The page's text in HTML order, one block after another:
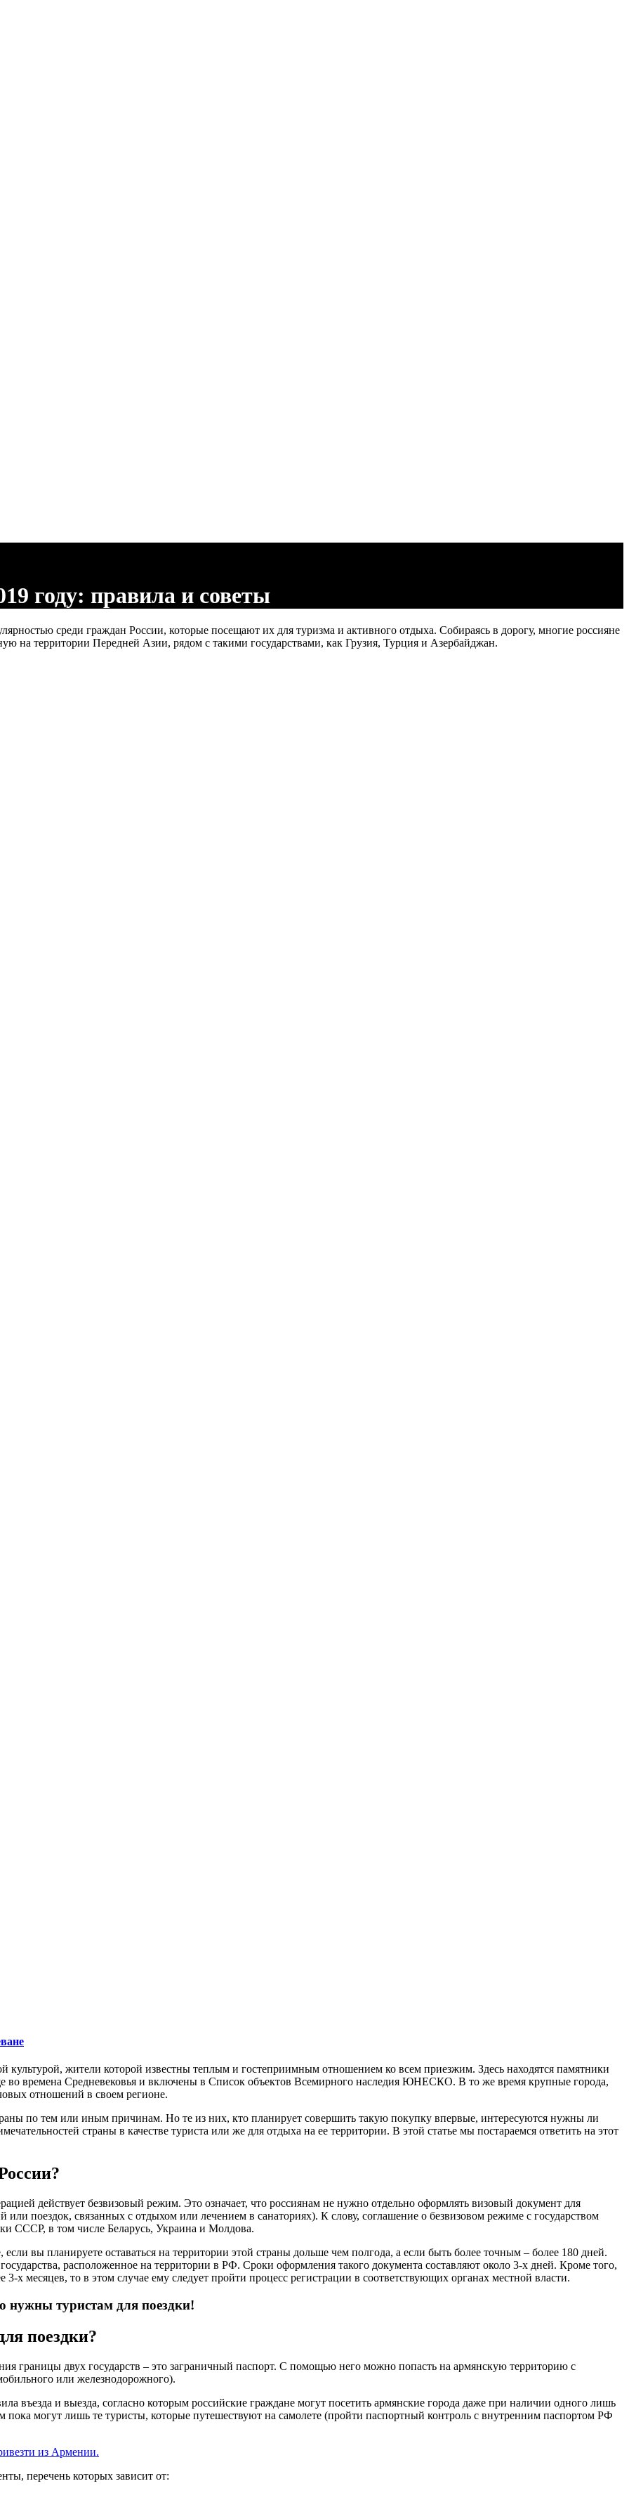
году: правила и советы
среди граждан России, которые посещают их для туризма и активного отдыха. Собираясь в дорогу, многие россияне
на территории Передней Азии, рядом с такими государствами, как Грузия, Турция и Азербайджан.
культурой, жители которой известны теплым и гостеприимным отношением ко всем приезжим. Здесь находятся памятники
во времена Средневековья и включены в Список объектов Всемирного наследия ЮНЕСКО. В то же время крупные города,
отношений в своем регионе.
по тем или иным причинам. Но те из них, кто планирует совершить такую покупку впервые, интересуются нужны ли
страны в качестве туриста или же для отдыха на ее территории. В этой статье мы постараемся ответить на этот
действует безвизовый режим. Это означает, что россиянам не нужно отдельно оформлять визовый документ для
поездок, связанных с отдыхом или лечением в санаториях). К слову, соглашение о безвизовом режиме с государством
СССР, в том числе Беларусь, Украина и Молдова.
вы планируете оставаться на территории этой страны дольше чем полгода, а если быть более точным – более 180 дней.
расположенное на территории в РФ. Сроки оформления такого документа составляют около 3-х дней. Кроме того,
х месяцев, то в этом случае ему следует пройти процесс регистрации в соответствующих органах местной власти.
нужны туристам для поездки!
поездки?
границы двух государств – это заграничный паспорт. С помощью него можно попасть на армянскую территорию с
или железнодорожного).
и выезда, согласно которым российские граждане могут посетить армянские города даже при наличии одного лишь
пока могут лишь те туристы, которые путешествуют на самолете (пройти паспортный контроль с внутренним паспортом РФ
из Армении.
перечень которых зависит от: